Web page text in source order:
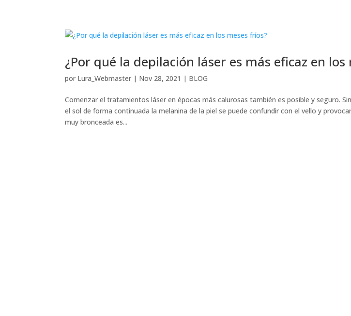
¿Por qué la depilación láser es más eficaz en los
por Lura_Webmaster | Nov 28, 2021 | BLOG
Comenzar el tratamientos láser en épocas más calurosas también es posible y seguro.
el sol de forma continuada la melanina de la piel se puede confundir con el vello y
muy bronceada es...